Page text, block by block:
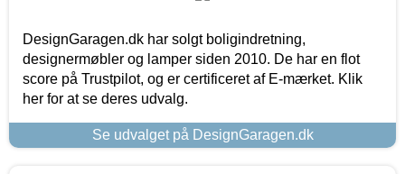
DesignGaragen.dk har solgt boligindretning,
designermøbler og lamper siden 2010. De har en flot
score på Trustpilot, og er certificeret af E-mærket. Klik
her for at se deres udvalg.
Se udvalget på DesignGaragen.dk